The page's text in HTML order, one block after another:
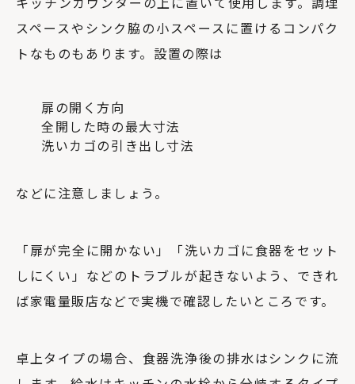
スペースやシンク脇の小スペースに置けるコンパク
トなものもあります。設置の際は
扉の開く方向
全開した時の最大寸法
洗いカゴの引き出し寸法
などに注意しましょう。
「扉が完全に開かない」「洗いカゴに食器をセット
しにくい」などのトラブルが起きないよう、できれ
ば家電量販店などで実機で確認したいところです。
卓上タイプの場合、食器洗浄後の排水はシンクに流